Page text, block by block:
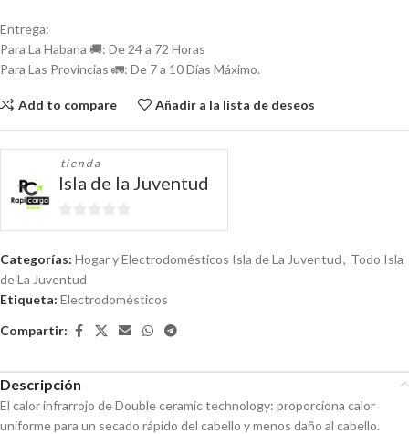
Entrega:
Para La Habana 🚚: De 24 a 72 Horas
Para Las Provincias 🚛: De 7 a 10 Días Máximo.
Add to compare Añadir a la lista de deseos
tienda
Isla de la Juventud
0
Categorías: Hogar y Electrodomésticos Isla de La Juventud, Todo Isla
de La Juventud
Etiqueta: Electrodomésticos
Compartir:
Descripción
El calor infrarrojo de Double ceramic technology: proporciona calor
uniforme para un secado rápido del cabello y menos daño al cabello.